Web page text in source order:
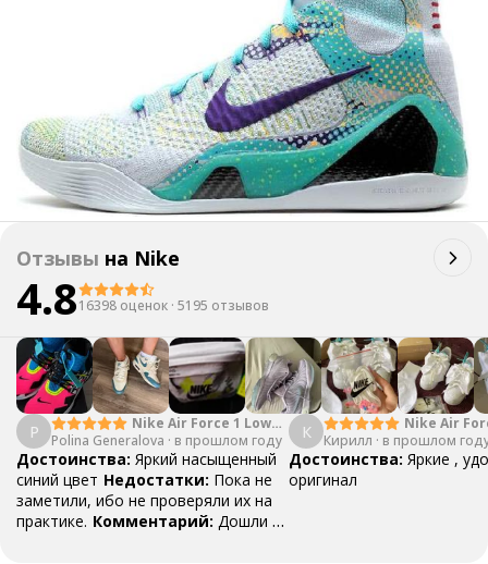
Отзывы на Nike
4.816398 оценок · 5195 отзывов
P
Nike Air Force 1 Low
College Pack White
Blue
Polina Generalova · в прошлом году
Достоинства: Яркий насыщенный
синий цвет Недостатки: Пока не
заметили, ибо не проверяли их на
практике. Комментарий: Дошли за
К
Nike Air
Yellow
Кирилл · в прошлом
Достоинства: Яркие ,
оригинал